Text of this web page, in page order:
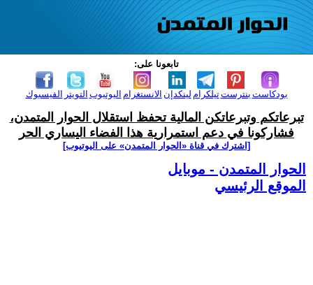
تابعونا على:
الفيسبوك التويتر اليوتيوب الانستغرام لينكدإن تيلكرامبنترست بودكاست
تبرعاتكم وتبرعاتكن المالية تحفظ استقلال الحوار المتمدن،
فشاركونا في دعم استمرارية هذا الفضاء اليساري الحر
[اشترك في قناة ‫«الحوار المتمدن» على اليوتيوب]
الحوار المتمدن - موبايل
الموقع الرئيسي